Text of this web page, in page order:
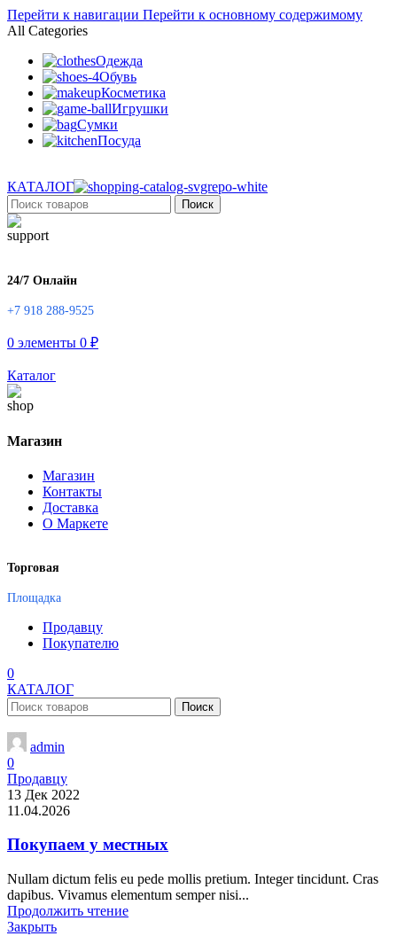
Перейти к навигации Перейти к основному содержимому
All Categories
Одежда
Обувь
Косметика
Игрушки
Сумки
Посуда
КАТАЛОГ
Поиск
24/7 Онлайн
+7 918 288-9525
0 элементы 0 ₽
Каталог
Магазин
Магазин
Контакты
Доставка
О Маркете
Торговая
Площадка
Продавцу
Покупателю
0
КАТАЛОГ
Поиск
admin
0
Продавцу
13 Дек 2022
11.04.2026
Покупаем у местных​
Nullam dictum felis eu pede mollis pretium. Integer tincidunt. Cras
dapibus. Vivamus elementum semper nisi...
Продолжить чтение
Закрыть